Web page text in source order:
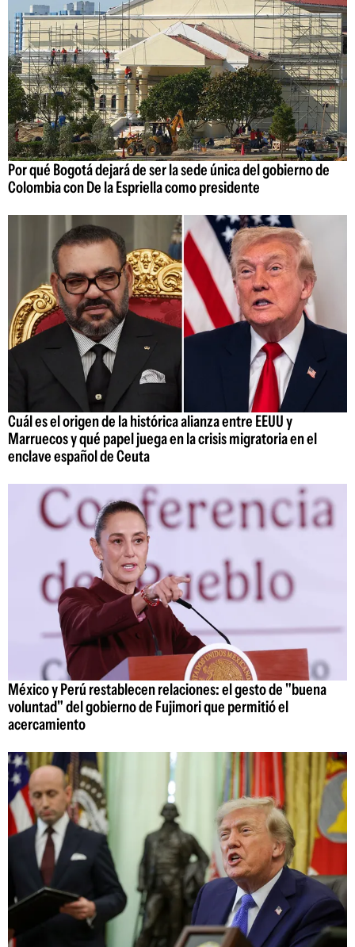
Por qué Bogotá dejará de ser la sede única del gobierno de
Colombia con De la Espriella como presidente
Cuál es el origen de la histórica alianza entre EEUU y
Marruecos y qué papel juega en la crisis migratoria en el
enclave español de Ceuta
México y Perú restablecen relaciones: el gesto de "buena
voluntad" del gobierno de Fujimori que permitió el
acercamiento